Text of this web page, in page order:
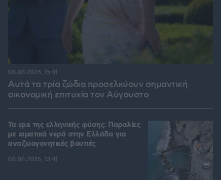
Αυτά τα τρία ζώδια προσελκύουν σημαντική
οικονομική επιτυχία τον Αύγουστο
08.08.2026, 15:41
Τα spa της ελληνικής φύσης: Παραλίες
με ιαματικά νερά στην Ελλάδα για
αναζωογονητικές βουτιές
08.08.2026, 13:41